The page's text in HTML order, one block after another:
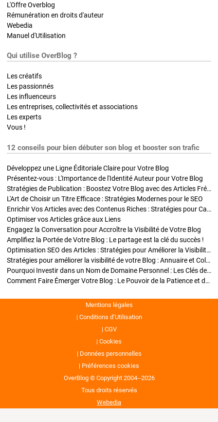
L'Offre Overblog
Rémunération en droits d'auteur
Webedia
Manuel d'Utilisation
Qui utilise OverBlog ?
Les créatifs
Les passionnés
Les influenceurs
Les entreprises, collectivités et associations
Les experts
Vous !
12 conseils pour bien débuter son blog et booster son trafic
Développez une Ligne Éditoriale Claire pour Votre Blog
Présentez-vous : L'Importance de l'Identité Auteur pour Votre Blog
Stratégies de Publication : Boostez Votre Blog avec des Articles Fréquents et Exclusifs
L'Art de Choisir un Titre Efficace : Stratégies Modernes pour le SEO
Enrichir Vos Articles avec des Contenus Riches : Stratégies pour Captiver et Optimiser
Optimiser vos Articles grâce aux Liens
Engagez la Conversation pour Accroître la Visibilité de Votre Blog
Amplifiez la Portée de Votre Blog : Le partage est la clé du succès !
Optimisation SEO des Articles : Stratégies pour Améliorer la Visibilité de Votre Blog
Stratégies pour améliorer la visibilité de votre Blog : Annuaire et Collaborations
Pourquoi Investir dans un Nom de Domaine Personnel : Les Clés de la Réussite de Votre Blog
Comment Faire Émerger Votre Blog : Le Pouvoir de la Patience et de la Persévérance
Mentions légales
Conditions d’Utilisation
CGV
Cookies
Données personnelles
Préférences cookies
OverBlog © Copyright 2004--2026
Tous droits réservés
Webedia